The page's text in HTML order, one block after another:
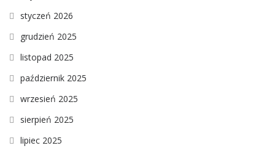
styczeń 2026
grudzień 2025
listopad 2025
październik 2025
wrzesień 2025
sierpień 2025
lipiec 2025